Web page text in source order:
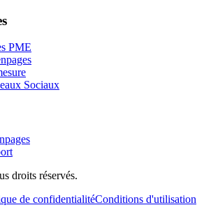
PME
Sociaux
droits réservés.
de confidentialitéConditions d'utilisation